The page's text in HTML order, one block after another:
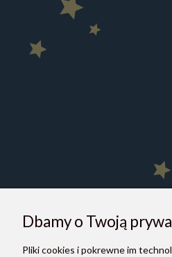
Dbamy o Twoją
Pliki cookies i pokrewne im